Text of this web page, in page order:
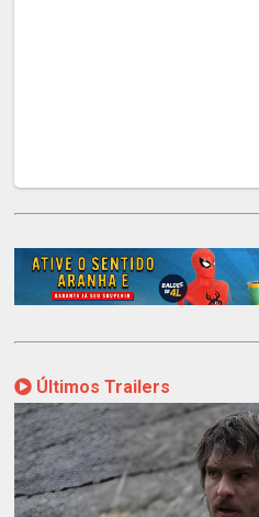
Últimos Trailers